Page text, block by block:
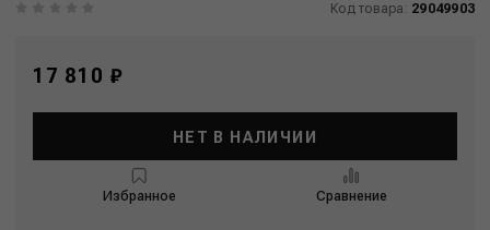
Код товара: 29049903
17 810 ₽
НЕТ В НАЛИЧИИ
Избранное Сравнение